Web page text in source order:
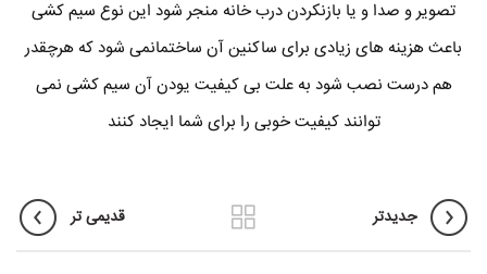
تصویر و صدا و یا بازنکردن درب خانه منجر شود این نوع سیم کشی
باعث هزینه های زیادی برای ساکنین آن ساختمانمی شود که هرچقدر
هم درست نصب شود به علت بی کیفیت یودن آن سیم کشی نمی
توانند کیفیت خوبی را برای شما ایجاد کنند
جدیدتر قدیمی تر